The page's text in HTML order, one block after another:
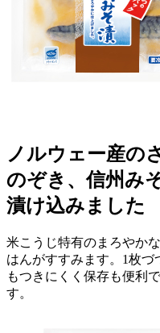
ノルウェー産の
のぞき、信州み
漬け込みました
米こうじ特有のまろやか
はんがすすみます。1枚
もつきにくく保存も便利
す。